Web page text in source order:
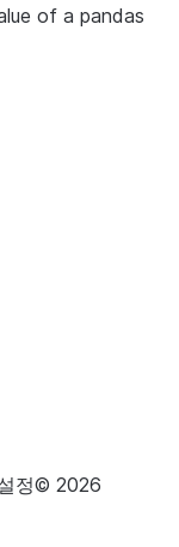
of a pandas
정© 2026